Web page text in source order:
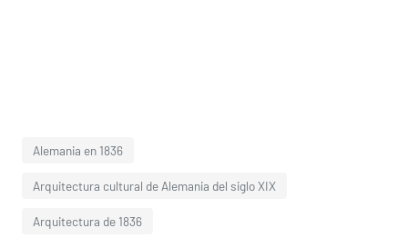
Alemania en 1836
Arquitectura cultural de Alemania del siglo XIX
Arquitectura de 1836